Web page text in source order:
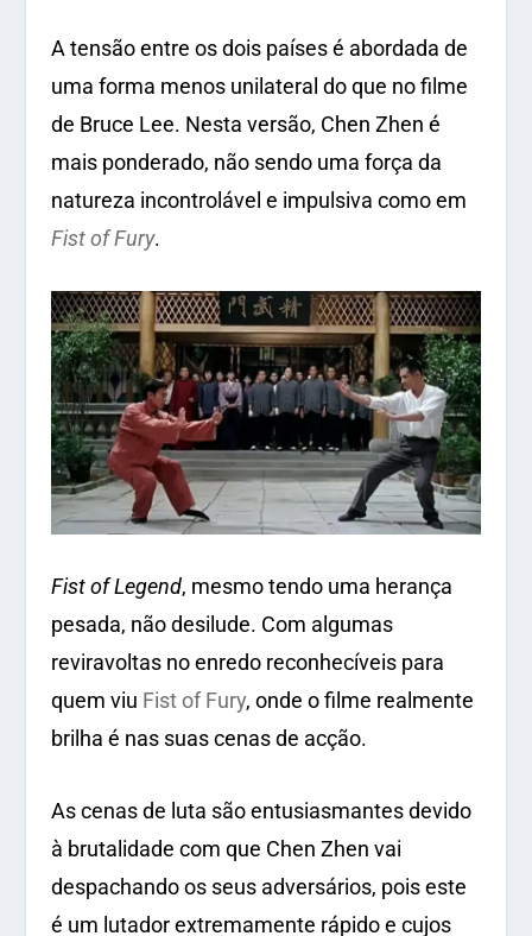
A tensão entre os dois países é abordada de
uma forma menos unilateral do que no filme
de Bruce Lee. Nesta versão, Chen Zhen é
mais ponderado, não sendo uma força da
natureza incontrolável e impulsiva como em
Fist of Fury.
Fist of Legend, mesmo tendo uma herança
pesada, não desilude. Com algumas
reviravoltas no enredo reconhecíveis para
quem viu Fist of Fury, onde o filme realmente
brilha é nas suas cenas de acção.
As cenas de luta são entusiasmantes devido
à brutalidade com que Chen Zhen vai
despachando os seus adversários, pois este
é um lutador extremamente rápido e cujos